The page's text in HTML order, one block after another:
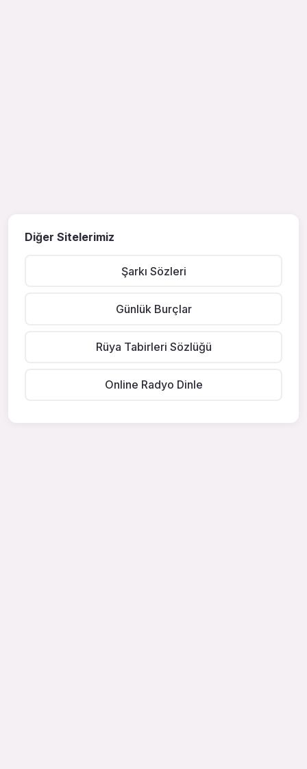
Diğer Sitelerimiz
Şarkı Sözleri
Günlük Burçlar
Rüya Tabirleri Sözlüğü
Online Radyo Dinle